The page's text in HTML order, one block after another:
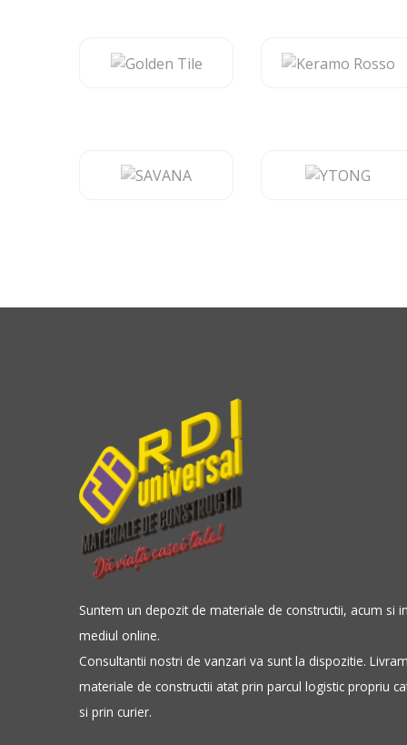
Suntem un depozit de materiale de constructii, acum si in
mediul online.
Consultantii nostri de vanzari va sunt la dispozitie. Livram
materiale de constructii atat prin parcul logistic propriu
si prin curier.